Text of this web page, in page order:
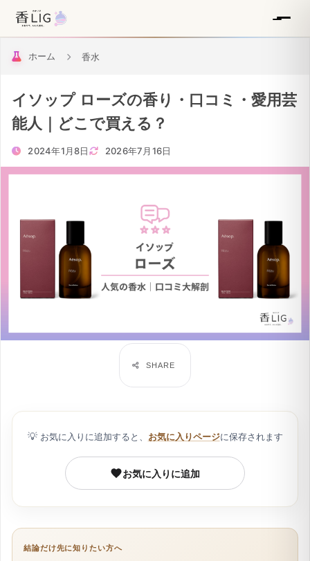
ホーム 香水
イソップ ローズの香り・口コミ・愛用芸
能人｜どこで買える？
2024年1月8日 2026年7月16日
💡 お気に入りに追加すると、 お気に入りページに保存されます
お気に入りに追加
結論だけ先に知りたい方へ